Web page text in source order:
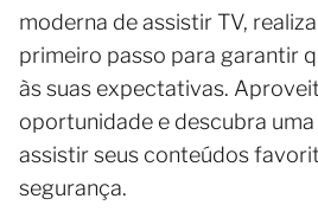
moderna de assistir TV,
primeiro passo para garantir
às suas expectativas.
oportunidade e descubra
assistir seus conteúdos
segurança.